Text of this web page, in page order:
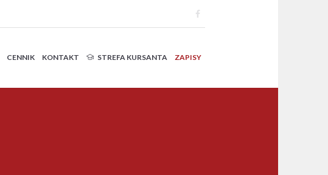
CENNIK KONTAKT STREFA KURSANTA ZAPISY